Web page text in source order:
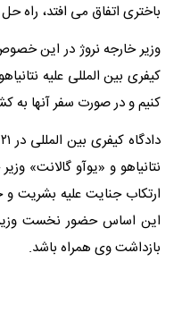
باختری اتفاق می‌ افتد، راه
وزیر خارجه نروژ در این
کیفری بین‌ المللی علیه
کنیم و در صورت سفر آنها به
نتانیاهو و «یوآو گالانت»
ارتکاب جنایت علیه بشریت و
این اساس حضور نخست وزیر
بازداشت وی همراه باشد.